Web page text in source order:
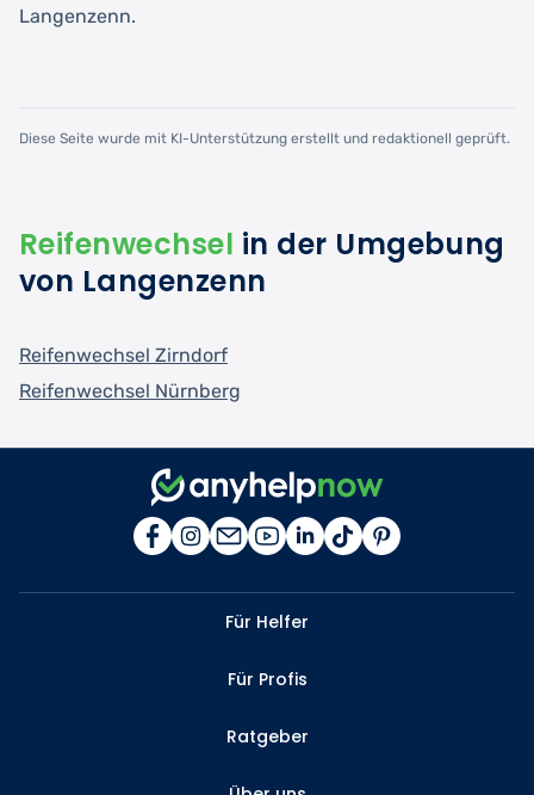
Langenzenn.
Diese Seite wurde mit KI-Unterstützung erstellt und redaktionell geprüft.
Reifenwechsel in der Umgebung
von Langenzenn
Reifenwechsel Zirndorf
Reifenwechsel Nürnberg
Für Helfer
Für Profis
Ratgeber